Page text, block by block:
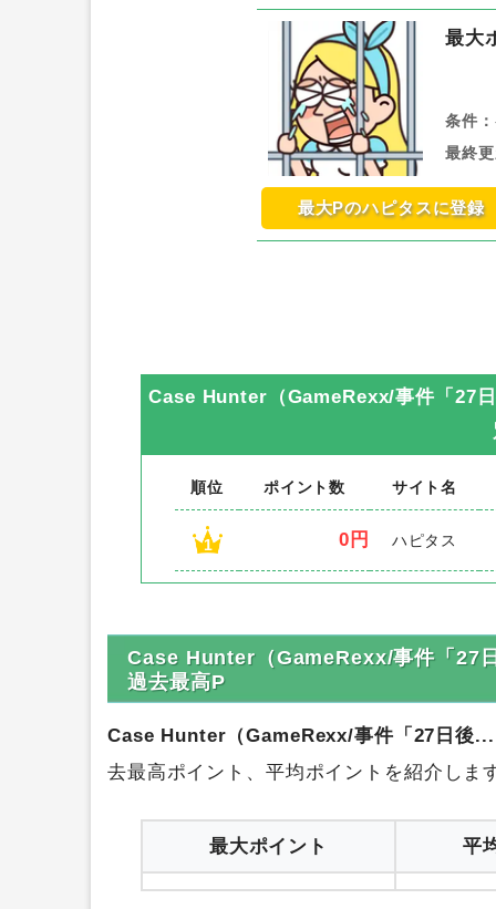
最大
条件：
最終
最大Pのハピタスに登録
Case Hunter（GameRexx/事件「27
順位 ポイント数 サイト名
1 0円 ハピタス
Case Hunter（GameRexx/事件「27
過去最高P
Case Hunter（GameRexx/事件「27日後
去最高ポイント、平均ポイントを紹介しま
最大ポイント 平